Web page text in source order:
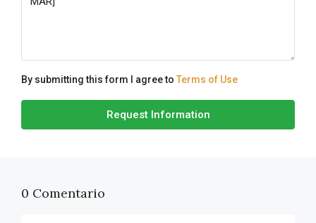
By submitting this form I agree to Terms of Use
Request Information
0 Comentario